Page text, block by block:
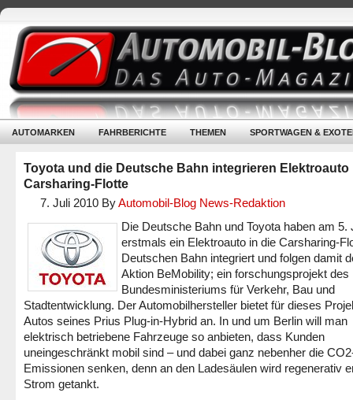
AUTOMARKEN FAHRBERICHTE THEMEN SPORTWAGEN &
Toyota und die Deutsche Bahn integrieren Elektroauto
Carsharing-Flotte
7. Juli 2010 ByAutomobil-Blog News-Redaktion
Die Deutsche Bahn und Toyota haben am 5.
erstmals ein Elektroauto in die Carsharing-
Deutschen Bahn integriert und folgen damit
Aktion BeMobility; ein forschungsprojekt des
Bundesministeriums für Verkehr, Bau und
Stadtentwicklung. Der Automobilhersteller bietet für dieses
Autos seines Prius Plug-in-Hybrid an. In und um Berlin will man
elektrisch betriebene Fahrzeuge so anbieten, dass Kunden
uneingeschränkt mobil sind – und dabei ganz nebenher die
Emissionen senken, denn an den Ladesäulen wird regenerativ
Strom getankt.